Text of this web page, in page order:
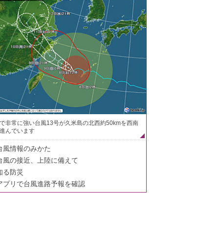
非常に強い台風13号が久米島の北西約50kmを西南
んでいます
風情報のみかた
風の接近、上陸に備えて
る防災
プリで台風進路予報を確認